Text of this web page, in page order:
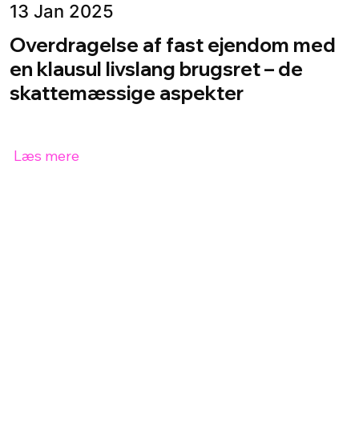
13 Jan 2025
Overdragelse af fast ejendom med
en klausul livslang brugsret – de
skattemæssige aspekter
Læs mere